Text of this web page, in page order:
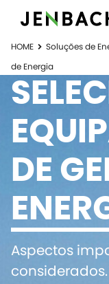
HOME Soluções de
de Energia
DE
Aspectos
considerados.